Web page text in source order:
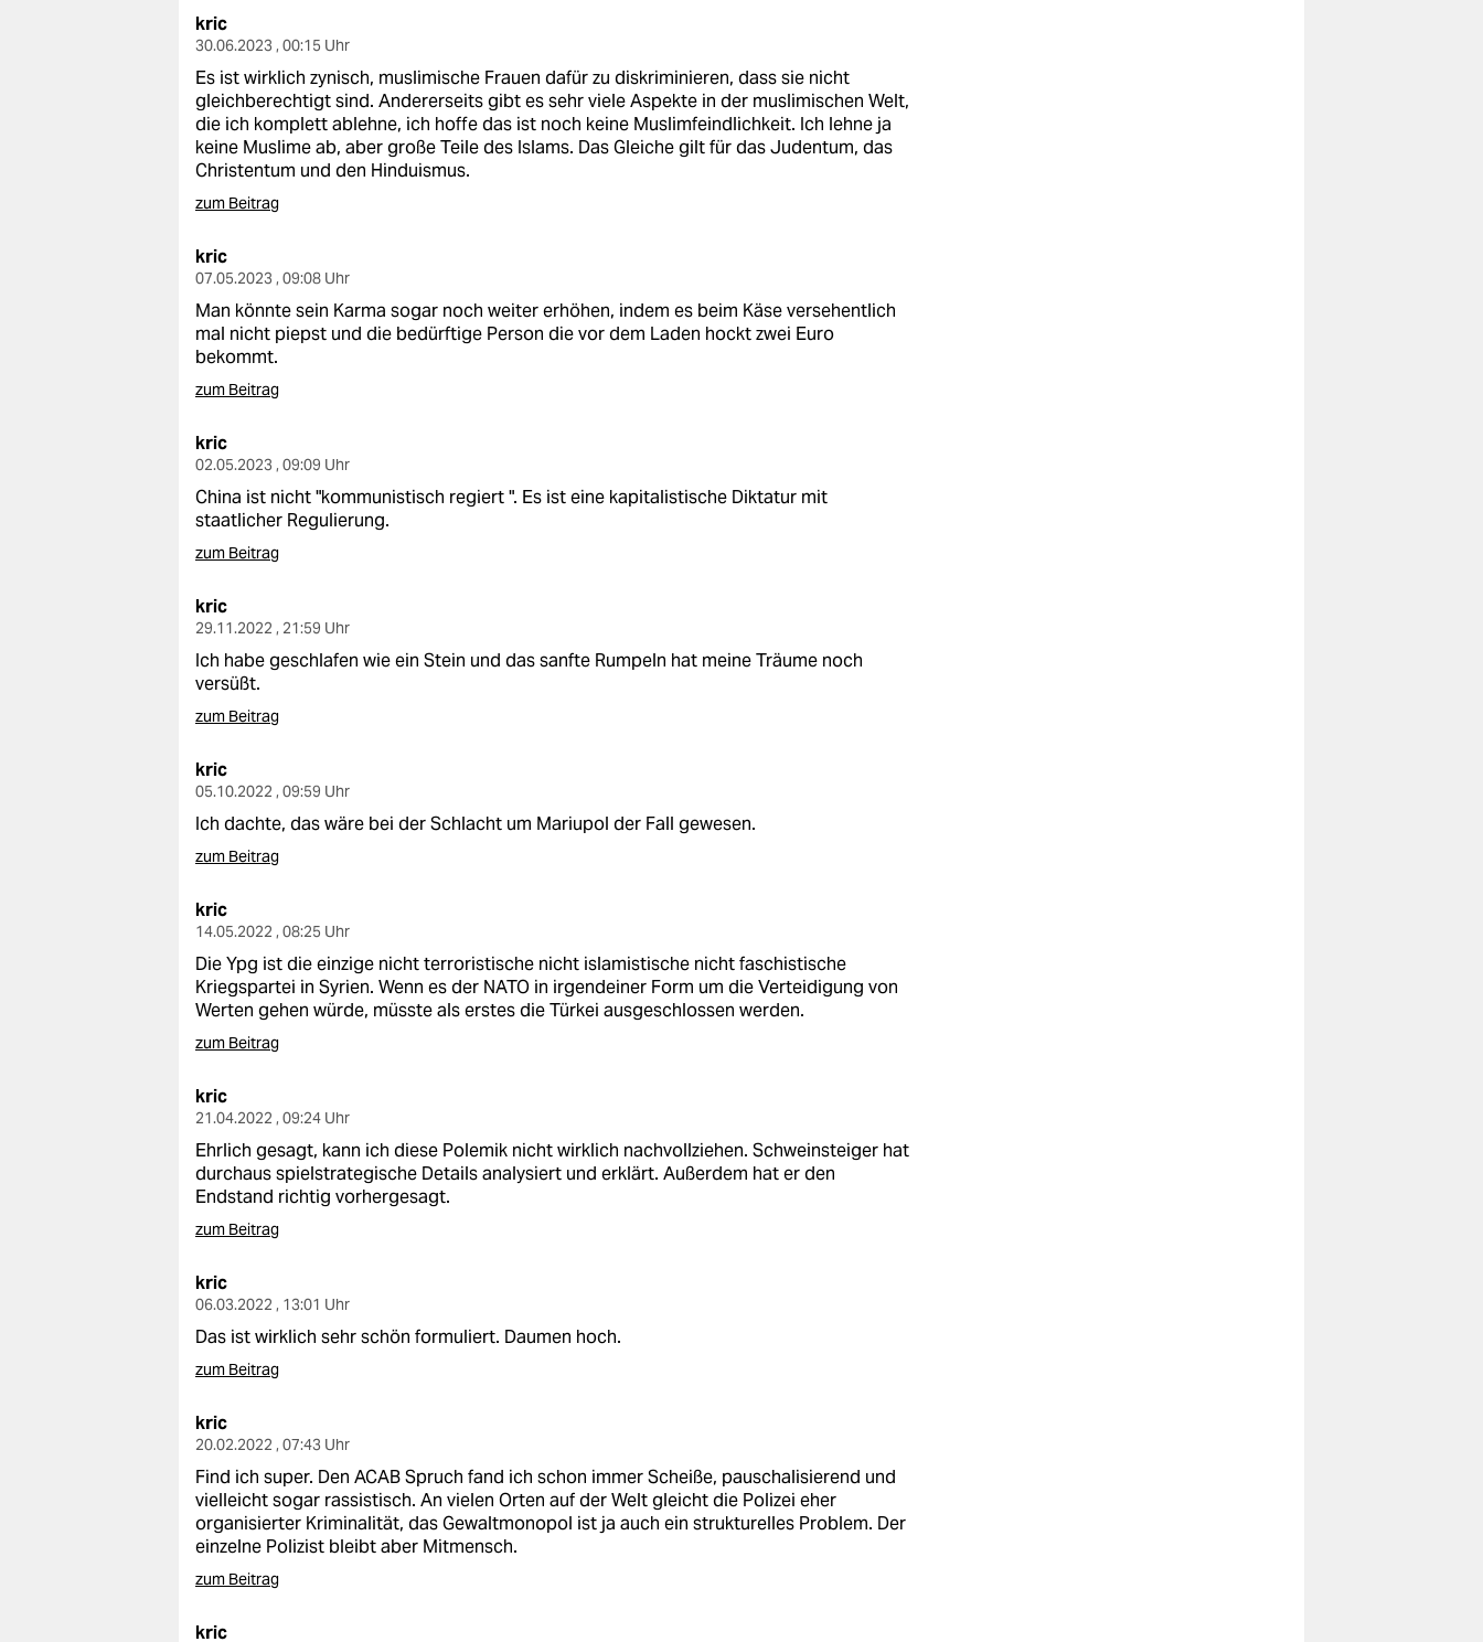
kric
30.06.2023 , 00:15 Uhr
Es ist wirklich zynisch, muslimische Frauen dafür zu diskriminieren, dass sie nicht
gleichberechtigt sind. Andererseits gibt es sehr viele Aspekte in der muslimischen Welt,
die ich komplett ablehne, ich hoffe das ist noch keine Muslimfeindlichkeit. Ich lehne ja
keine Muslime ab, aber große Teile des Islams. Das Gleiche gilt für das Judentum, das
Christentum und den Hinduismus.
zum Beitrag
kric
07.05.2023 , 09:08 Uhr
Man könnte sein Karma sogar noch weiter erhöhen, indem es beim Käse versehentlich
mal nicht piepst und die bedürftige Person die vor dem Laden hockt zwei Euro
bekommt.
zum Beitrag
kric
02.05.2023 , 09:09 Uhr
China ist nicht "kommunistisch regiert ". Es ist eine kapitalistische Diktatur mit
staatlicher Regulierung.
zum Beitrag
kric
29.11.2022 , 21:59 Uhr
Ich habe geschlafen wie ein Stein und das sanfte Rumpeln hat meine Träume noch
versüßt.
zum Beitrag
kric
05.10.2022 , 09:59 Uhr
Ich dachte, das wäre bei der Schlacht um Mariupol der Fall gewesen.
zum Beitrag
kric
14.05.2022 , 08:25 Uhr
Die Ypg ist die einzige nicht terroristische nicht islamistische nicht faschistische
Kriegspartei in Syrien. Wenn es der NATO in irgendeiner Form um die Verteidigung von
Werten gehen würde, müsste als erstes die Türkei ausgeschlossen werden.
zum Beitrag
kric
21.04.2022 , 09:24 Uhr
Ehrlich gesagt, kann ich diese Polemik nicht wirklich nachvollziehen. Schweinsteiger hat
durchaus spielstrategische Details analysiert und erklärt. Außerdem hat er den
Endstand richtig vorhergesagt.
zum Beitrag
kric
06.03.2022 , 13:01 Uhr
Das ist wirklich sehr schön formuliert. Daumen hoch.
zum Beitrag
kric
20.02.2022 , 07:43 Uhr
Find ich super. Den ACAB Spruch fand ich schon immer Scheiße, pauschalisierend und
vielleicht sogar rassistisch. An vielen Orten auf der Welt gleicht die Polizei eher
organisierter Kriminalität, das Gewaltmonopol ist ja auch ein strukturelles Problem. Der
einzelne Polizist bleibt aber Mitmensch.
zum Beitrag
kric